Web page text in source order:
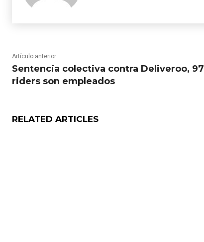
Artículo anterior
Sentencia colectiva contra Deliveroo, 97
riders son empleados
RELATED ARTICLES